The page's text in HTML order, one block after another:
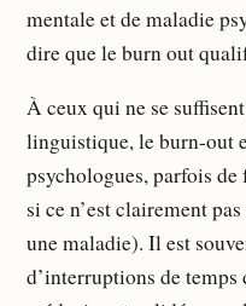
mentale et de maladie
dire que le burn out
À ceux qui ne se
linguistique, le burn-out
psychologues, parfois
si ce n’est clairement
une maladie). Il est
d’interruptions de temps